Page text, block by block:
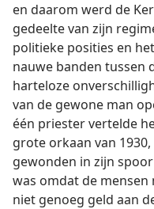
en daarom werd de
gedeelte van zijn
politieke posities en
nauwe banden tussen
harteloze
van de gewone man
één priester vertelde
grote orkaan van
gewonden in zijn
was omdat de
niet genoeg geld aan